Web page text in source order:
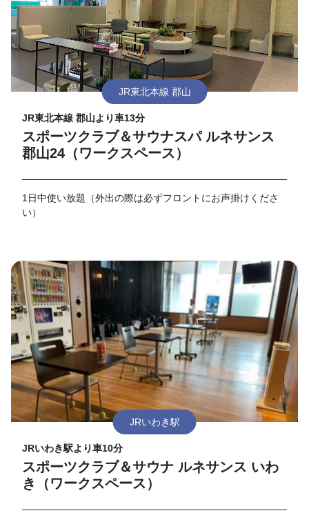
JR東北本線 郡山
JR東北本線 郡山より車13分
スポーツクラブ＆サウナスパ ルネサンス
郡山24（ワークスペース）
1日中使い放題（外出の際は必ずフロントにお声掛けくださ
い）
JRいわき駅
JRいわき駅より車10分
スポーツクラブ＆サウナ ルネサンス いわ
き（ワークスペース）